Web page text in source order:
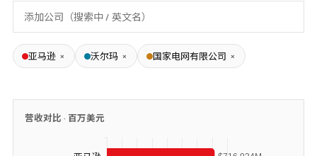
亚马逊 × 沃尔玛 × 国家电网有限公司 ×
营收对比 · 百万美元